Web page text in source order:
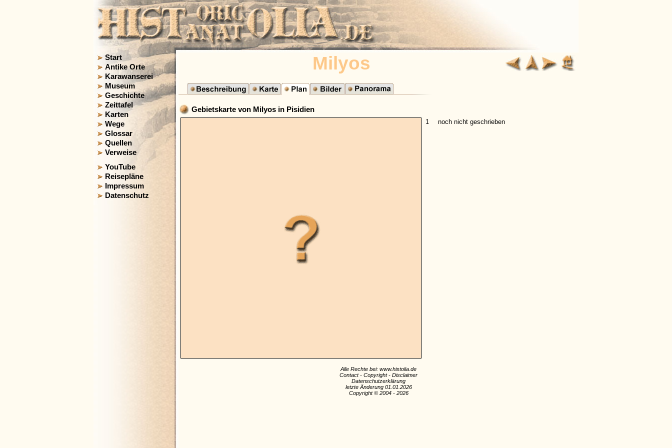
Start
Antike Orte
Karawanserei
Museum
Geschichte
Zeittafel
Karten
Wege
Glossar
Quellen
Verweise
YouTube
Reisepläne
Impressum
Datenschutz
Milyos
Gebietskarte von Milyos in Pisidien
1 noch nicht geschrieben
Alle Rechte bei: www.histolia.de
Contact- Copyright- Disclaimer
Datenschutzerklärung
letzte Änderung 01.01.2026
Copyright © 2004 - 2026